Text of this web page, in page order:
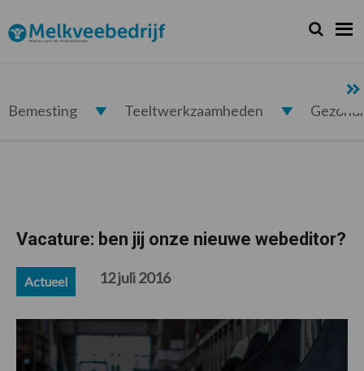
de
hoofdnavigatie
de
hoofd
de
eerste
de
voettekst
Melkveebedrijf.nl Zoeken...
Zoek
Bemesting Teeltwerkzaamheden
Vacature: ben jij onze nieuwe webeditor?
Actueel 12 juli 2016